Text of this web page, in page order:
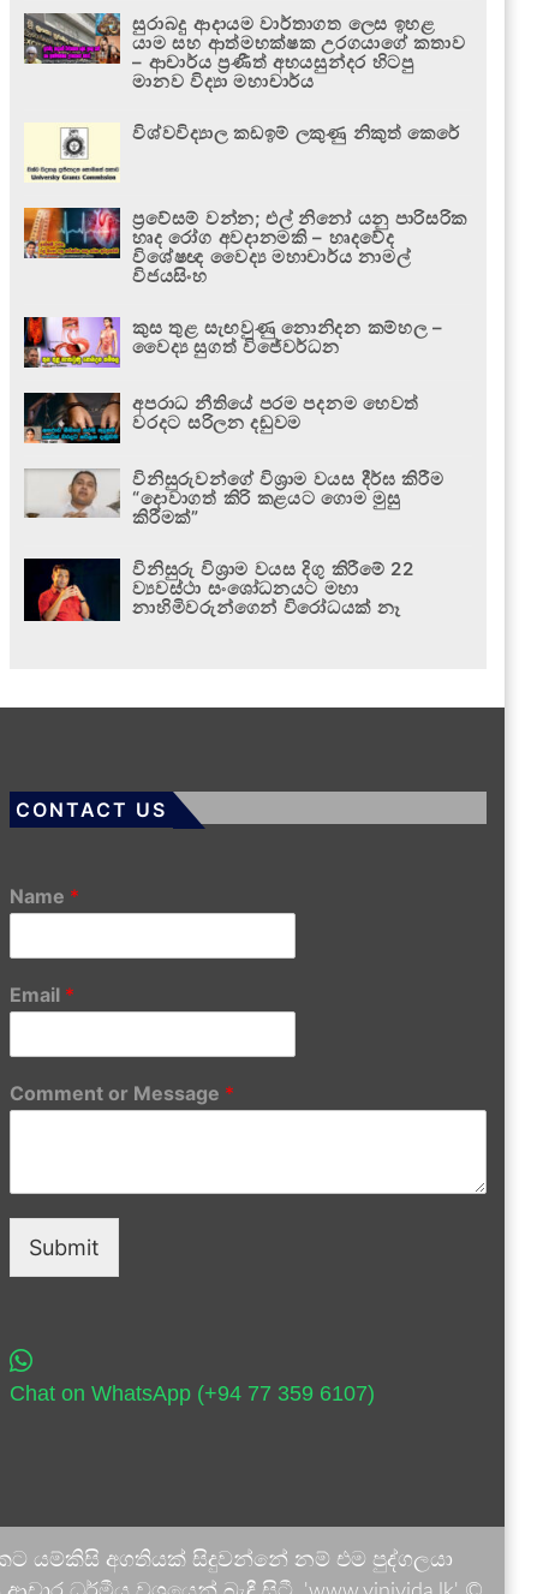
සුරාබදු ආදායම වාර්තාගත ලෙස ඉහළ
යාම සහ ආත්මභක්ෂක උරගයාගේ කතාව
– ආචාර්ය ප්‍රණීත් අභයසුන්දර හිටපු
මානව විද්‍යා මහාචාර්ය
විශ්වවිද්‍යාල කඩඉම් ලකුණු නිකුත් කෙරේ
ප්‍රවේසම් වන්න; එල් නිනෝ යනු පාරිසරික
හෘද රෝග අවදානමකි – හෘදවේද
විශේෂඥ වෛද්‍ය මහාචාර්ය නාමල්
විජයසිංහ
කුස තුළ සැඟවුණු නොනිදන කම්හල –
වෛද්‍ය සුගත් විජේවර්ධන
අපරාධ නීතියේ පරම පදනම හෙවත්
වරදට සරිලන දඬුවම
විනිසුරුවන්ගේ විශ්‍රාම වයස දීර්ඝ කිරීම
“දොවාගත් කිරි කළයට ගොම මුසු
කිරීමක්”
විනිසුරු විශ්‍රාම වයස දිගු කිරීමේ 22
ව්‍යවස්ථා සංශෝධනයට මහා
නාහිමිවරුන්ගෙන් විරෝධයක් නෑ
CONTACT US
Name *
Email *
Comment or Message *
Submit
Chat on WhatsApp (+94 77 359 6107)
යම්කිසි අගතියක් සිදුවන්නේ නම් එම පුද්ගලයා